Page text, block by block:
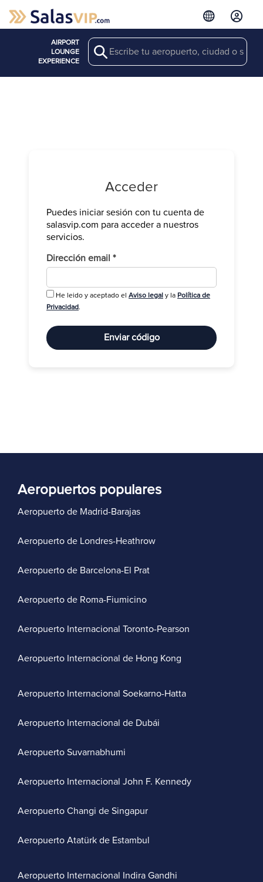
AIRPORT
LOUNGE
EXPERIENCE
Search
Acceder
Puedes iniciar sesión con tu cuenta de
salasvip.com para acceder a nuestros
servicios.
Dirección email *Obligatorio
He leido y aceptado el Aviso legal y la Política de
Privacidad.
Enviar código
Aeropuertos populares
Aeropuerto de Madrid-Barajas
Aeropuerto de Londres-Heathrow
Aeropuerto de Barcelona-El Prat
Aeropuerto de Roma-Fiumicino
Aeropuerto Internacional Toronto-Pearson
Aeropuerto Internacional de Hong Kong
Aeropuerto Internacional Soekarno-Hatta
Aeropuerto Internacional de Dubái
Aeropuerto Suvarnabhumi
Aeropuerto Internacional John F. Kennedy
Aeropuerto Changi de Singapur
Aeropuerto Atatürk de Estambul
Aeropuerto Internacional Indira Gandhi